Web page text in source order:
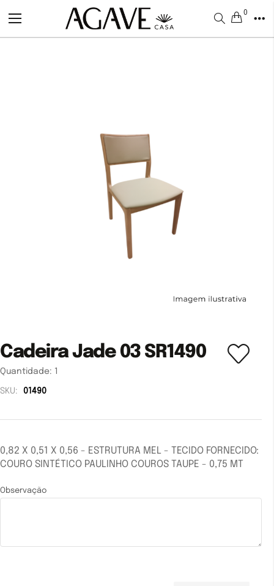
Alternar
Nav
0
Cadeira Jade 03 SR1490
Quantidade: 1
SKU: 01490
0,82 X 0,51 X 0,56 - ESTRUTURA MEL - TECIDO FORNECIDO:
COURO SINTÉTICO PAULINHO COUROS TAUPE - 0,75 MT
Observação